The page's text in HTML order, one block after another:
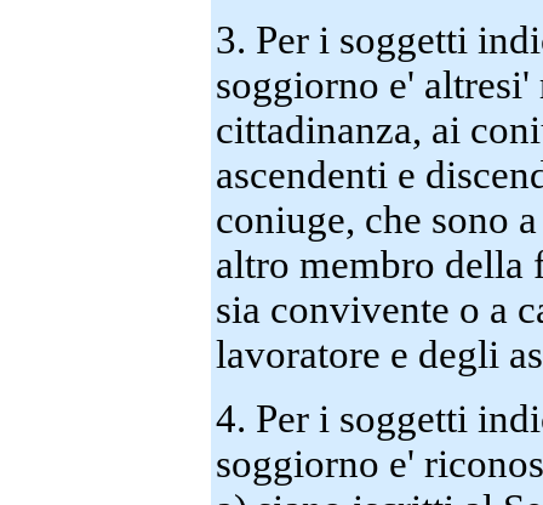
3. Per i soggetti
soggiorno e'
cittadinanza, ai
ascendenti e
coniuge, che sono
altro membro della
sia convivente o a
lavoratore e degli
4. Per i soggetti
soggiorno e'